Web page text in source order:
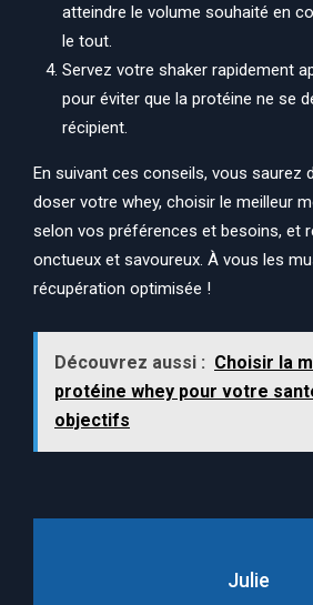
atteindre le volume souhaité en
le tout.
Servez votre shaker rapidement
pour éviter que la protéine ne se
récipient.
En suivant ces conseils, vous saurez
doser votre whey, choisir le meilleur
selon vos préférences et besoins, et
onctueux et savoureux. À vous les
récupération optimisée !
Découvrez aussi : Choisir la
protéine whey pour votre
objectifs
Julie